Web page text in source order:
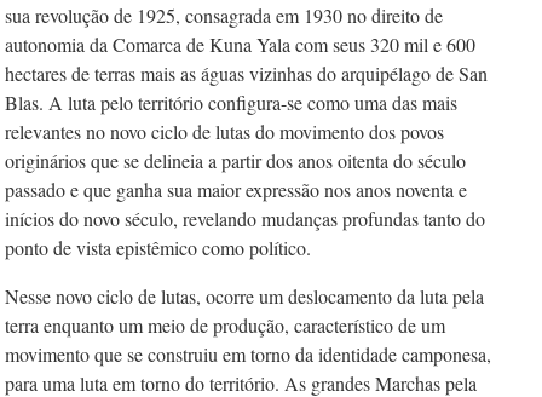
sua revolução de 1925, consagrada em 1930 no direito de
autonomia da Comarca de Kuna Yala com seus 320 mil e 600
hectares de terras mais as águas vizinhas do arquipélago de San
Blas. A luta pelo território configura-se como uma das mais
relevantes no novo ciclo de lutas do movimento dos povos
originários que se delineia a partir dos anos oitenta do século
passado e que ganha sua maior expressão nos anos noventa e
inícios do novo século, revelando mudanças profundas tanto do
ponto de vista epistêmico como político.
Nesse novo ciclo de lutas, ocorre um deslocamento da luta pela
terra enquanto um meio de produção, característico de um
movimento que se construiu em torno da identidade camponesa,
para uma luta em torno do território. As grandes Marchas pela